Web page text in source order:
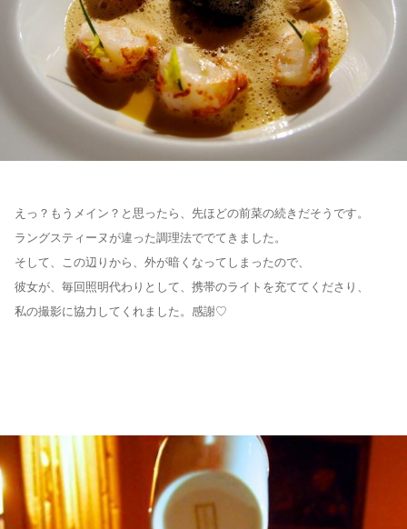
えっ？もうメイン？と思ったら、先ほどの前菜の続きだそうです。
ラングスティーヌが違った調理法ででてきました。
そして、この辺りから、外が暗くなってしまったので、
彼女が、毎回照明代わりとして、携帯のライトを充ててくださり、
私の撮影に協力してくれました。感謝♡